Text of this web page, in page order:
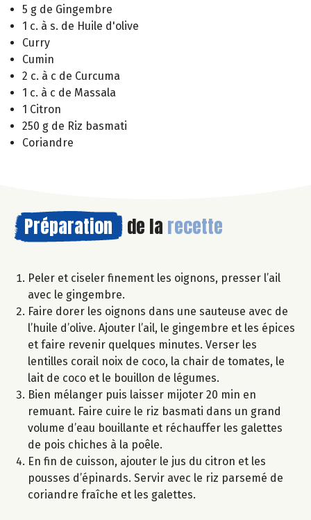
5 g de Gingembre
1 c. à s. de Huile d'olive
Curry
Cumin
2 c. à c de Curcuma
1 c. à c de Massala
1 Citron
250 g de Riz basmati
Coriandre
Préparation de la recette
Peler et ciseler finement les oignons, presser l’ail
avec le gingembre.
Faire dorer les oignons dans une sauteuse avec de
l’huile d’olive. Ajouter l’ail, le gingembre et les épices
et faire revenir quelques minutes. Verser les
lentilles corail noix de coco, la chair de tomates, le
lait de coco et le bouillon de légumes.
Bien mélanger puis laisser mijoter 20 min en
remuant. Faire cuire le riz basmati dans un grand
volume d’eau bouillante et réchauffer les galettes
de pois chiches à la poêle.
En fin de cuisson, ajouter le jus du citron et les
pousses d’épinards. Servir avec le riz parsemé de
coriandre fraîche et les galettes.